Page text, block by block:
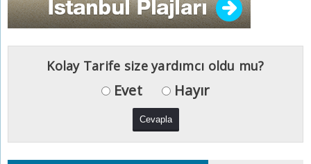
Kolay Tarife size yardımcı oldu mu?
Evet Hayır